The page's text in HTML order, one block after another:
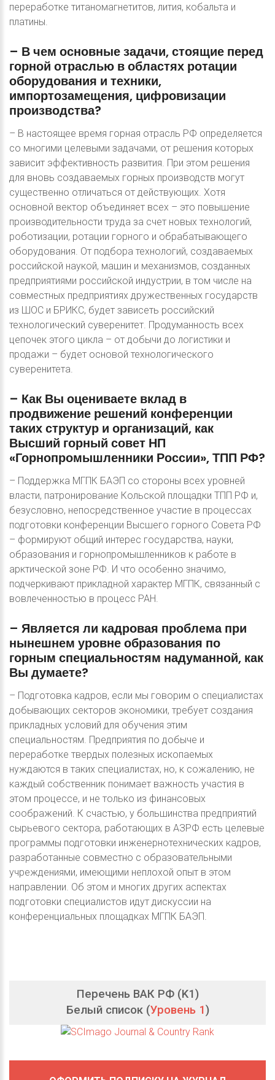
переработке титаномагнетитов, лития, кобальта и
платины.
– Вчем основныезадачи,стоящие перед
горной отраслью вобластях ротации
оборудования и техники,
импортозамещения, цифровизации
производства?
– В настоящее время горная отрасль РФ определяется
со многими целевыми задачами, от решения которых
зависит эффективность развития. При этом решения
для вновь создаваемых горных производств могут
существенно отличаться от действующих. Хотя
основной вектор объединяет всех – это повышение
производительности труда за счет новых технологий,
роботизации, ротации горного и обрабатывающего
оборудования. От подбора технологий, создаваемых
российской наукой, машин и механизмов, созданных
предприятиями российской индустрии, в том числе на
совместных предприятиях дружественных государств
из ШОС и БРИКС, будет зависеть российский
технологический суверенитет. Продуманность всех
цепочек этого цикла – от добычи до логистики и
продажи – будет основой технологического
суверенитета.
– Как Вы оцениваете вклад в
продвижение решений конференции
такихструктур и организаций, как
Высший горный совет НП
«Горнопромышленники России»,ТПП РФ?
– Поддержка МГПК БАЭП со стороны всех уровней
власти, патронирование Кольской площадки ТПП РФ и,
безусловно, непосредственное участие в процессах
подготовки конференции Высшего горного Совета РФ
– формируют общий интерес государства, науки,
образования и горнопромышленников к работе в
арктической зоне РФ. И что особенно значимо,
подчеркивают прикладной характер МГПК, связанный с
вовлеченностью в процесс РАН.
– Является ли кадровая проблема при
нынешнем уровнеобразования по
горным специальностям надуманной, как
Вы думаете?
– Подготовка кадров, если мы говорим о специалистах
добывающих секторов экономики, требует создания
прикладных условий для обучения этим
специальностям. Предприятия по добыче и
переработке твердых полезных ископаемых
нуждаются в таких специалистах, но, к сожалению, не
каждый собственник понимает важность участия в
этом процессе, и не только из финансовых
соображений. К счастью, у большинства предприятий
сырьевого сектора, работающих в АЗРФ есть целевые
программы подготовки инженернотехнических кадров,
разработанные совместно с образовательными
учреждениями, имеющими неплохой опыт в этом
направлении. Об этом и многих других аспектах
подготовки специалистов идут дискуссии на
конференциальных площадках МГПК БАЭП.
Перечень ВАК РФ (K1)
Белый список (Уровень 1)